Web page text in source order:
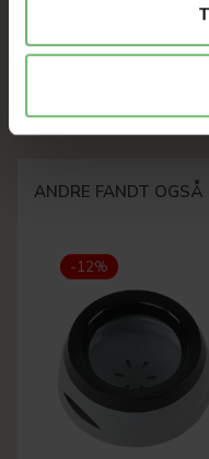
ANDRE FANDT OGSÅ
-12%